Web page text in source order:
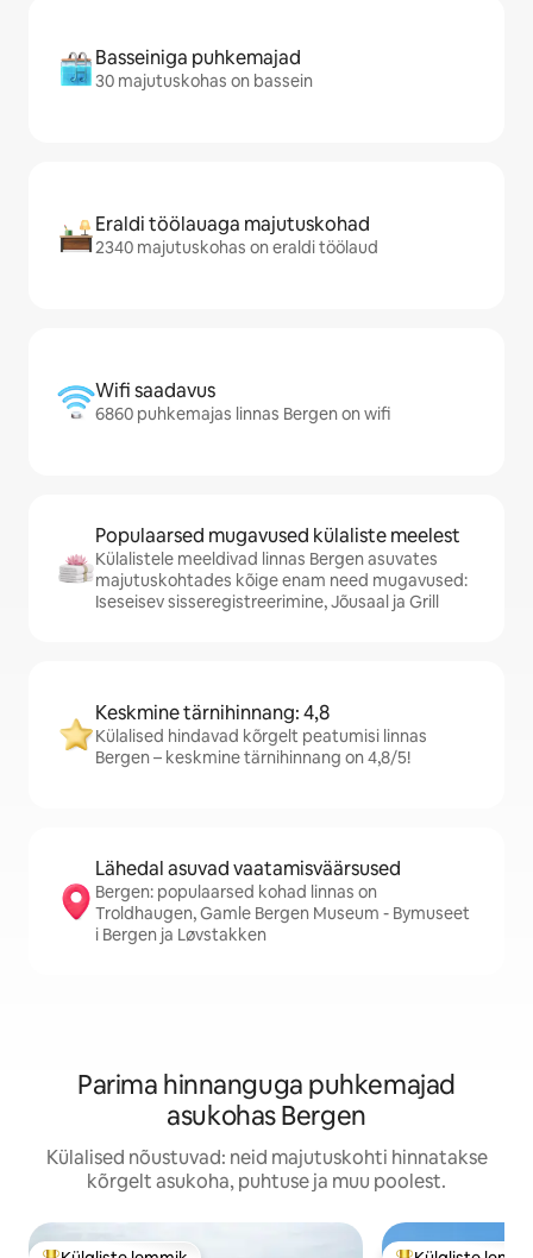
Basseiniga puhkemajad
30 majutuskohas on bassein
Eraldi töölauaga majutuskohad
2340 majutuskohas on eraldi töölaud
Wifi saadavus
6860 puhkemajas linnas Bergen on wifi
Populaarsed mugavused külaliste meelest
Külalistele meeldivad linnas Bergen asuvates
majutuskohtades kõige enam need mugavused:
Iseseisev sisseregistreerimine, Jõusaal ja Grill
Keskmine tärnihinnang: 4,8
Külalised hindavad kõrgelt peatumisi linnas
Bergen – keskmine tärnihinnang on 4,8/5!
Lähedal asuvad vaatamisväärsused
Bergen: populaarsed kohad linnas on
Troldhaugen, Gamle Bergen Museum - Bymuseet
i Bergen ja Løvstakken
Parima hinnanguga puhkemajad
asukohas Bergen
Külalised nõustuvad: neid majutuskohti hinnatakse
kõrgelt asukoha, puhtuse ja muu poolest.